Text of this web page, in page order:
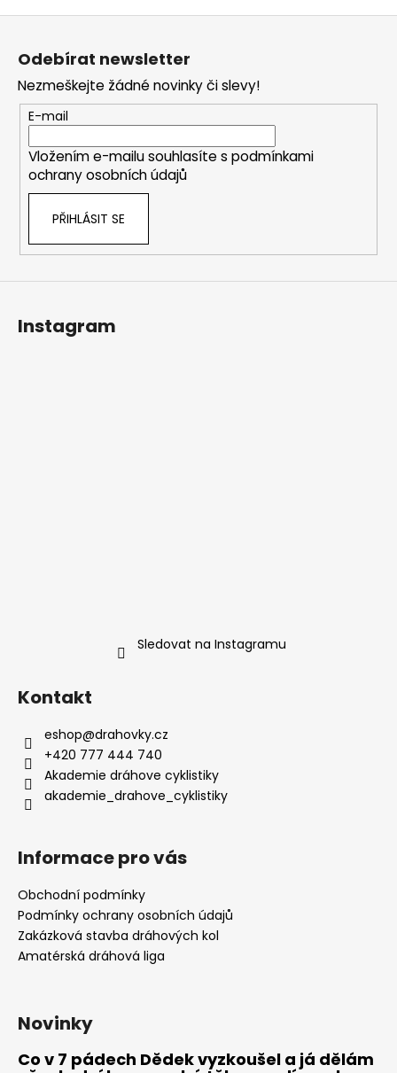
Z
Odebírat newsletter
Nezmeškejte žádné novinky či slevy!
E-mail
Vložením e-mailu souhlasíte s podmínkami
ochrany osobních údajů
PŘIHLÁSIT SE
Instagram
Sledovat na Instagramu
Kontakt
eshop@drahovky.cz
+420 777 444 740
Akademie dráhove cyklistiky
akademie_drahove_cyklistiky
Informace pro vás
Obchodní podmínky
Podmínky ochrany osobních údajů
Zakázková stavba dráhových kol
Amatérská dráhová liga
Novinky
Co v 7 pádech Dědek vyzkoušel a já dělám